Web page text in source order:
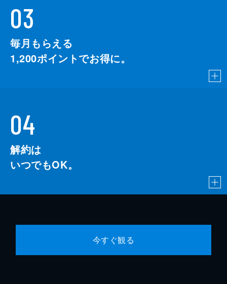
03
毎月もらえる
1,200ポイントでお得に。
04
解約は
いつでもOK。
今すぐ観る